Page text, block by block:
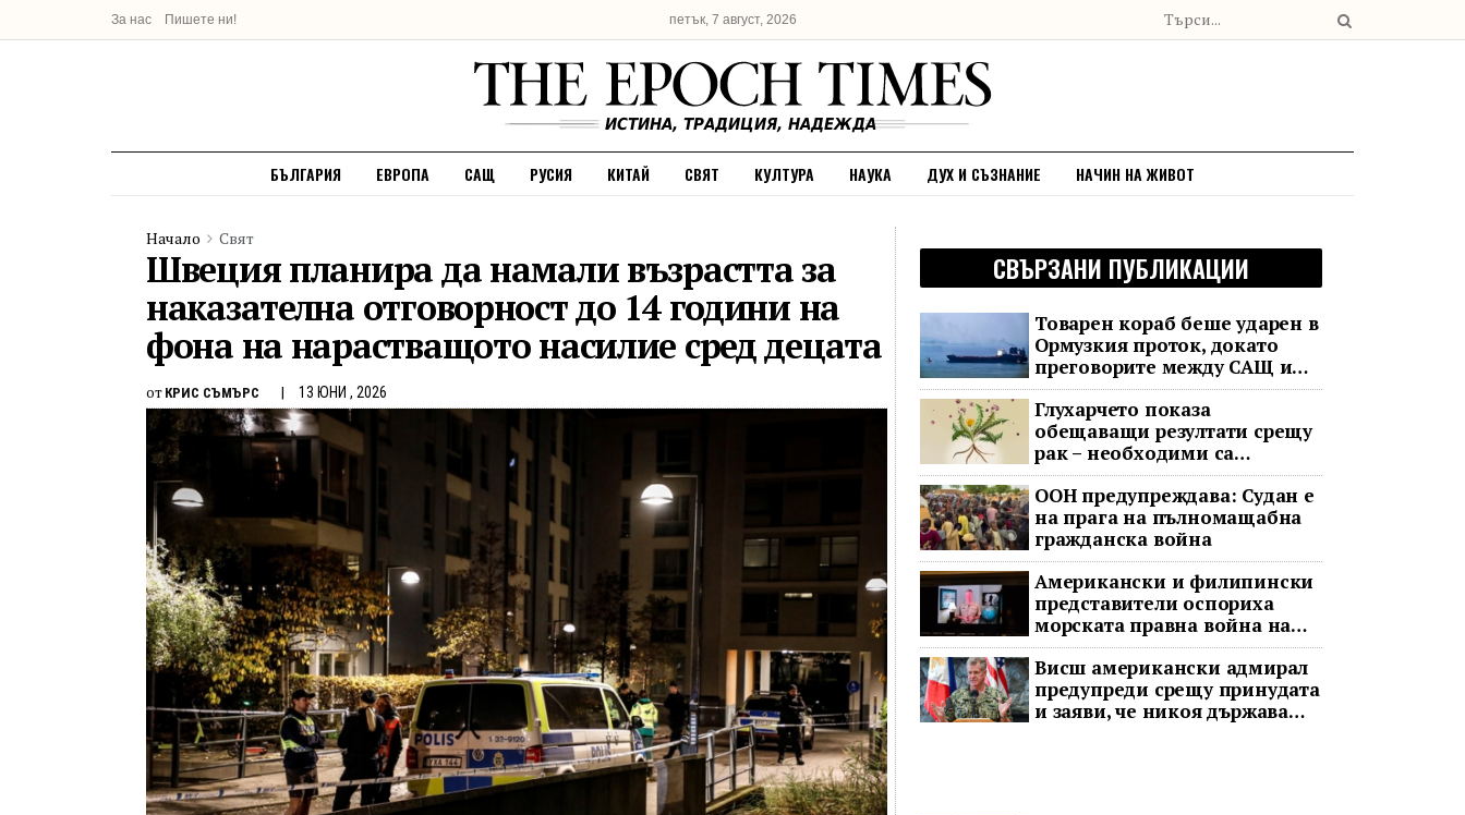
За нас Пишете ни! петък, 7 август, 2026
БЪЛГАРИЯ ЕВРОПА САЩ РУСИЯ КИТАЙ СВЯТ КУЛТУРА НАУКА ДУХ И СЪЗНАНИЕ НАЧИН НА ЖИВОТ
Начало Свят
Швеция планира да намали възрастта за
наказателна отговорност до 14 години на
фона на нарастващото насилие сред децата
от КРИС СЪМЪРС 13 ЮНИ , 2026
СВЪРЗАНИ ПУБЛИКАЦИИ
Товарен кораб беше ударен в
Ормузкия проток, докато
преговорите между САЩ и
Иран останаха в безизходица
Глухарчето показа
обещаващи резултати срещу
рак – необходими са
изпитания с хора
ООН предупреждава: Судан е
на прага на пълномащабна
гражданска война
Американски и филипински
представители оспориха
морската правна война на
Пекин
Висш американски адмирал
предупреди срещу принудата
и заяви, че никоя държава